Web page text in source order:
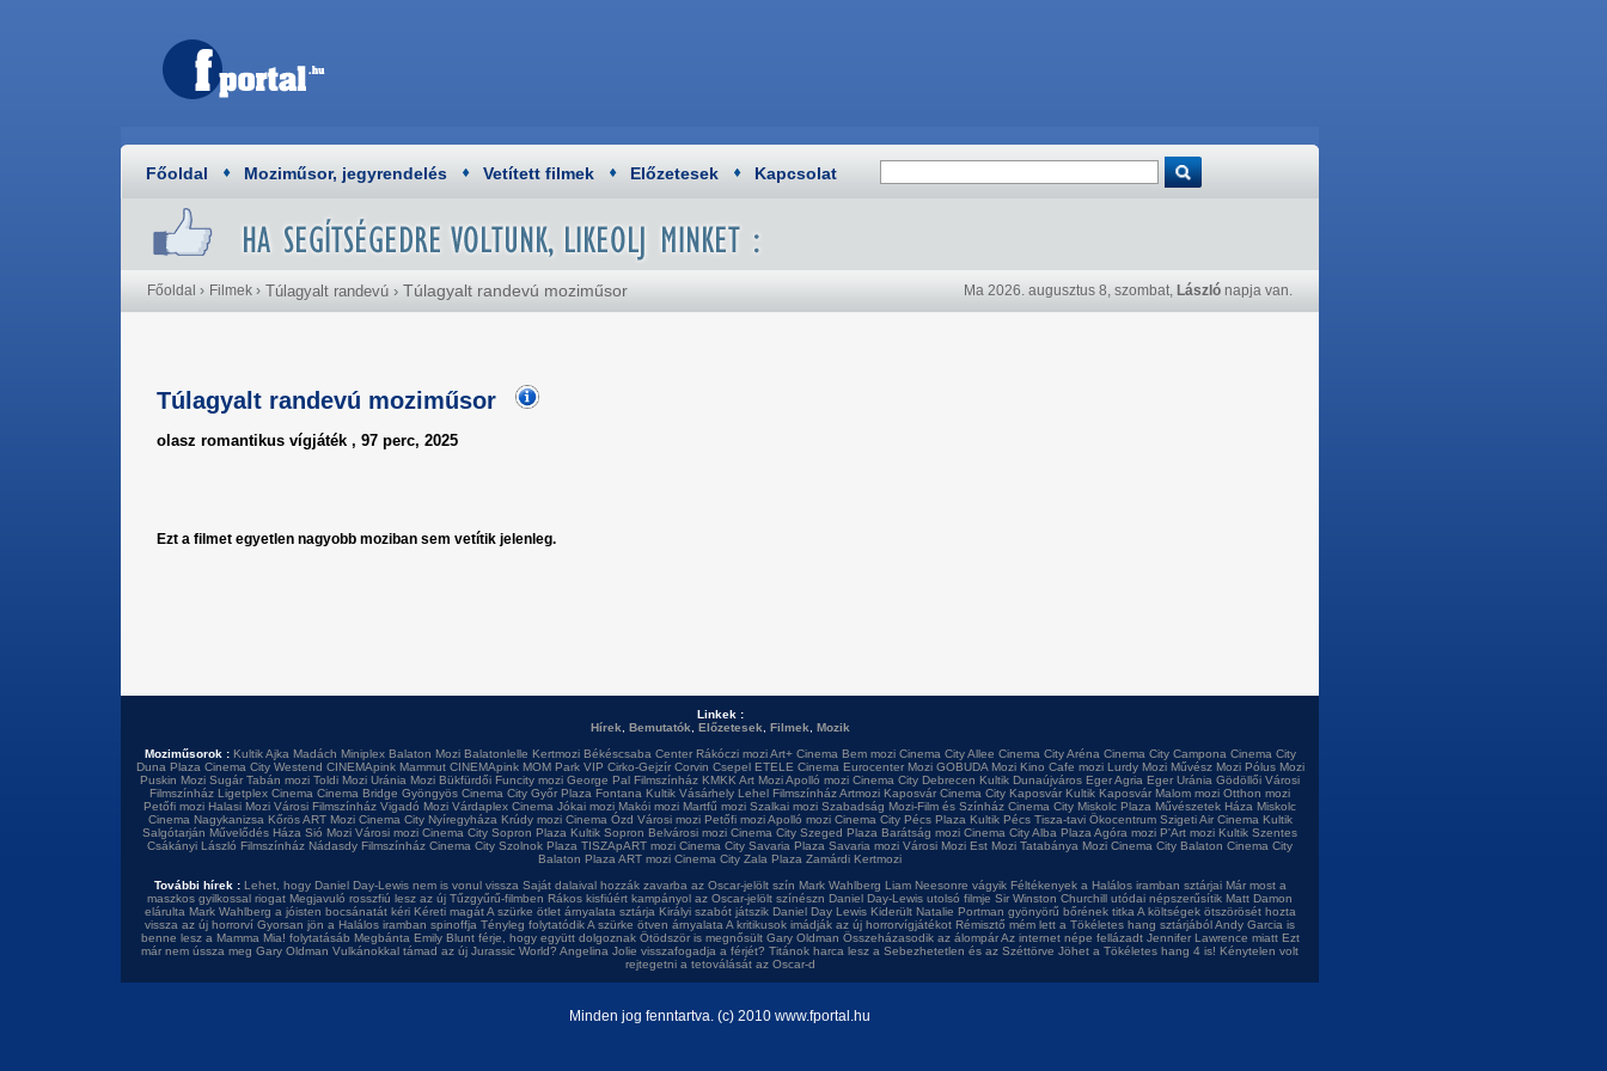
Főoldal Moziműsor, jegyrendelés Vetített filmek Előzetesek Kapcsolat
Főoldal › Filmek › Túlagyalt randevú › Túlagyalt randevú moziműsor Ma 2026. augusztus 8, szombat, László napja van.
Túlagyalt randevú moziműsor
olasz romantikus vígjáték , 97 perc, 2025
Ezt a filmet egyetlen nagyobb moziban sem vetítik jelenleg.
Linkek :
Hírek
Bemutatók Előzetesek Filmek
Mozik
Moziműsorok : Kultik Ajka Madách Miniplex Balaton Mozi Balatonlelle Kertmozi Békéscsaba Center Rákóczi mozi Art+ Cinema Bem mozi Cinema City Allee Cinema City Aréna Cinema City Campona Cinema City
Duna Plaza Cinema City Westend CINEMApink Mammut CINEMApink MOM Park VIP Cirko-Gejzír Corvin Csepel ETELE Cinema Eurocenter Mozi GOBUDA Mozi Kino Cafe mozi Lurdy Mozi Művész Mozi Pólus Mozi
Puskin Mozi Sugár Tabán mozi Toldi Mozi Uránia Mozi Bükfürdői Funcity mozi George Pal Filmszínház KMKK Art MoziApolló mozi Cinema City Debrecen Kultik Dunaújváros Eger Agria Eger Uránia Gödöllői Városi
Filmszínház Ligetplex Cinema Cinema Bridge Gyöngyös Cinema City Győr Plaza Fontana Kultik Vásárhely Lehel FilmszínházArtmozi Kaposvár Cinema City Kaposvár Kultik Kaposvár Malom mozi Otthon mozi
Petőfi mozi Halasi Mozi Városi Filmszínház Vigadó Mozi Várdaplex Cinema Jókai mozi Makói mozi Martfű mozi Szalkai mozi Szabadság Mozi-Film és Színház Cinema City Miskolc Plaza Művészetek Háza Miskolc
Cinema Nagykanizsa Kőrös ART Mozi Cinema City Nyíregyháza Krúdy mozi Cinema Ózd Városi mozi Petőfi mozi Apolló mozi Cinema City Pécs Plaza Kultik Pécs Tisza-tavi Ökocentrum Szigeti Air Cinema Kultik
Salgótarján Művelődés Háza Sió Mozi Városi mozi Cinema City Sopron Plaza Kultik Sopron Belvárosi mozi Cinema City Szeged Plaza Barátság mozi Cinema City Alba Plaza Agóra mozi P'Art mozi Kultik Szentes
Csákányi László Filmszínház Nádasdy Filmszínház Cinema City Szolnok Plaza TISZApART mozi Cinema City Savaria Plaza Savaria mozi Városi Mozi Est Mozi Tatabánya Mozi Cinema City Balaton Cinema City
Balaton Plaza ART mozi Cinema City Zala Plaza Zamárdi Kertmozi
További hírek : Lehet, hogy Daniel Day-Lewis nem is vonul vissza Saját dalaival hozzák zavarba az Oscar-jelölt szín Mark Wahlberg Liam Neesonre vágyik Féltékenyek a Halálos iramban sztárjai Már most a
maszkos gyilkossal riogat Megjavuló rosszfiú lesz az új Tűzgyűrű-filmben Rákos kisfiúért kampányol az Oscar-jelölt színészn Daniel Day-Lewis utolsó filmje Sir Winston Churchill utódai népszerűsítik Matt Damon
elárulta Mark Wahlberg a jóisten bocsánatát kéri Kéreti magát A szürke ötlet árnyalata sztárja Királyi szabót játszik Daniel Day Lewis Kiderült Natalie Portman gyönyörű bőrének titka A költségek ötszörösét hozta
vissza az új horrorví Gyorsan jön a Halálos iramban spinoffja Tényleg folytatódik A szürke ötven árnyalata A kritikusok imádják az új horrorvígjátékot Rémisztő mém lett a Tökéletes hang sztárjábólAndy Garcia is
benne lesz a Mamma Mia! folytatásáb Megbánta Emily Blunt férje, hogy együtt dolgoznak Ötödször is megnősült Gary Oldman Összeházasodik az álompár Az internet népe fellázadt Jennifer Lawrence miatt Ezt
már nem ússza meg Gary Oldman Vulkánokkal támad az új Jurassic World? Angelina Jolie visszafogadja a férjét? Titánok harca lesz a Sebezhetetlen és az Széttörve Jöhet a Tökéletes hang 4 is! Kénytelen volt
rejtegetni a tetoválását az Oscar-d
Minden jog fenntartva. (c) 2010 www.fportal.hu